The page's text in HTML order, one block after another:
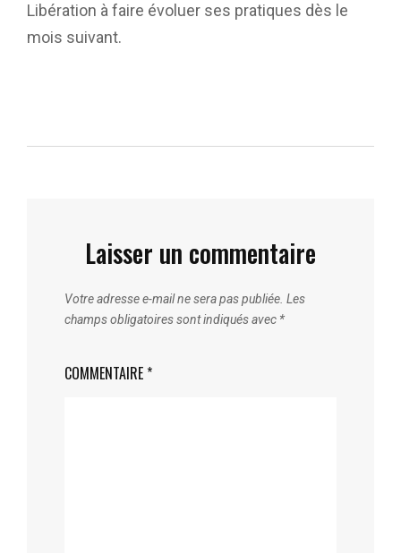
Libération à faire évoluer ses pratiques dès le
mois suivant.
Laisser un commentaire
Votre adresse e-mail ne sera pas publiée. Les
champs obligatoires sont indiqués avec *
COMMENTAIRE*